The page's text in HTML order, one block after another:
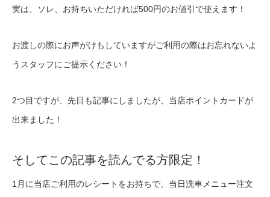
実は、ソレ、お持ちいただければ500円のお値引で使えます！
お渡しの際にお声がけもしていますがご利用の際はお忘れないよ
うスタッフにご提示ください！
2つ目ですが、先日も記事にしましたが、当店ポイントカードが
出来ました！
そしてこの記事を読んでる方限定！
1月に当店ご利用のレシートをお持ちで、当日洗車メニュー注文